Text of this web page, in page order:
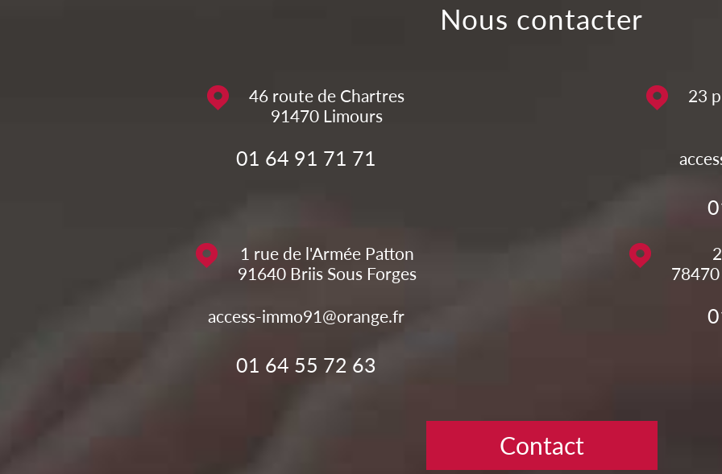
Nous contacter
46 route de Chartres
91470 Limours
01 64 91 71 71
23
1 rue de l'Armée Patton
91640 Briis Sous Forges
access-immo91@orange.fr
01 64 55 72 63
78470
Contact